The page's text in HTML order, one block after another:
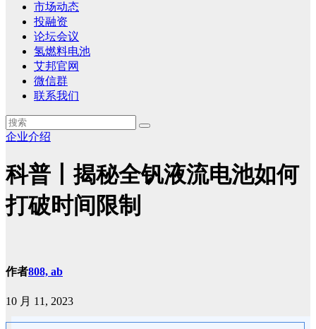
市场动态
投融资
论坛会议
氢燃料电池
艾邦官网
微信群
联系我们
企业介绍
科普丨揭秘全钒液流电池如何
打破时间限制
作者808, ab
10 月 11, 2023